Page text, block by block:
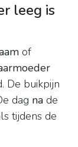
leeg is
of
De buikpijn
dag na de
tijdens de